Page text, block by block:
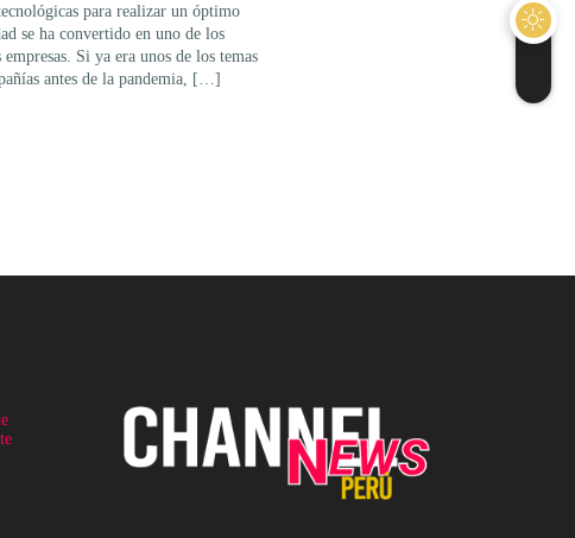
para realizar un óptimo
se ha convertido en uno de los
Si ya era unos de los temas
antes de la pandemia, […]